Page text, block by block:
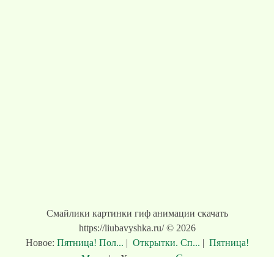
Смайлики картинки гиф анимации скачать
https://liubavyshka.ru/ © 2026
Новое: Пятница! Пол... | Открытки. Сп... | Пятница!